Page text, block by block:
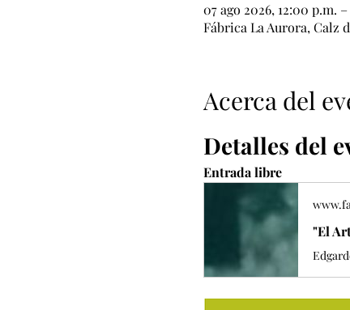
07 ago 2026, 12:00 p.m.
Fábrica La Aurora, Calz
Acerca del
Detalles del
Entrada libre
"El